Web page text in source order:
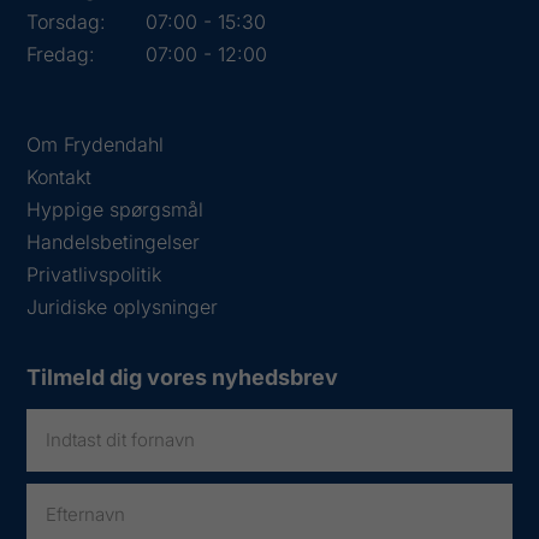
Torsdag:
07:00 - 15:30
Fredag:
07:00 - 12:00
Om Frydendahl
Kontakt
Hyppige spørgsmål
Handelsbetingelser
Privatlivspolitik
Juridiske oplysninger
Tilmeld dig vores nyhedsbrev